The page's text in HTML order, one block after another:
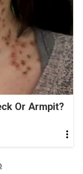
Or Armpit?